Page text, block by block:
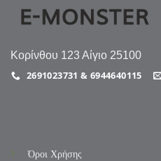
Κορίνθου 123 Αίγιο 25100
2691023731 & 6944640115
Όροι Χρήσης